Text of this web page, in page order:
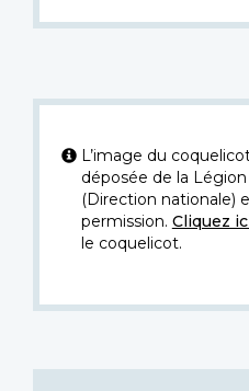
L’image du
déposée de la
(Direction nationale)
permission. Cliquez
le coquelicot.